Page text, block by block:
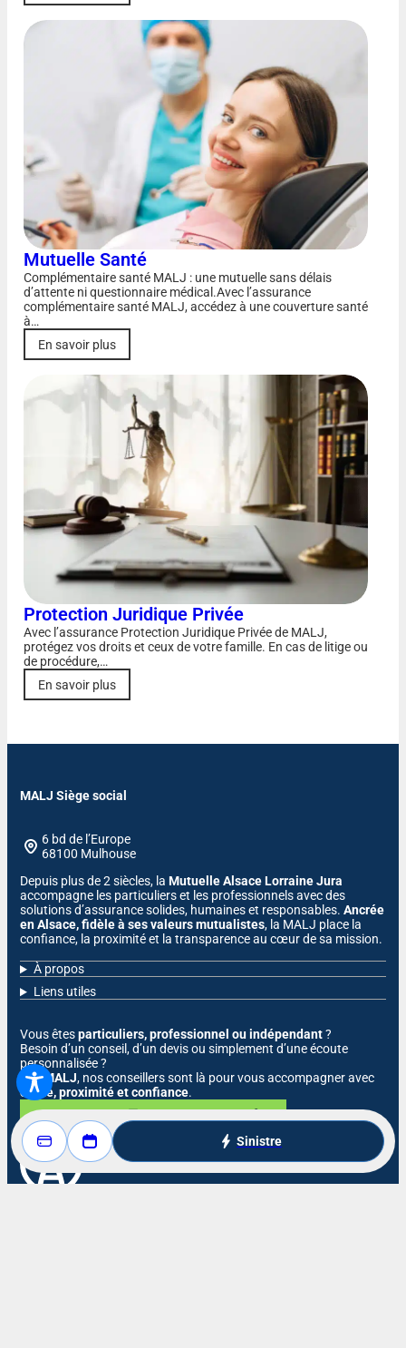
Mutuelle Santé
Complémentaire santé MALJ : une mutuelle sans délais
d’attente ni questionnaire médical.Avec l’assurance
complémentaire santé MALJ, accédez à une couverture santé
à…
En savoir plus
Protection Juridique Privée
Avec l’assurance Protection Juridique Privée de MALJ,
protégez vos droits et ceux de votre famille. En cas de litige ou
de procédure,…
En savoir plus
MALJ Siège social
6 bd de l’Europe
68100 Mulhouse
Depuis plus de 2 siècles, la Mutuelle Alsace Lorraine Jura
accompagne les particuliers et les professionnels avec des
solutions d’assurance solides, humaines et responsables. Ancrée
en Alsace, fidèle à ses valeurs mutualistes, la MALJ place la
confiance, la proximité et la transparence au cœur de sa mission.
À propos
Liens utiles
Vous êtesparticuliers, professionnel ou indépendant?
Besoin d’un conseil, d’un devis ou simplement d’une écoute
personnalisée ?
À la MALJ, nos conseillers sont là pour vous accompagner avec
clarté, proximité et confiance.
Sinistre